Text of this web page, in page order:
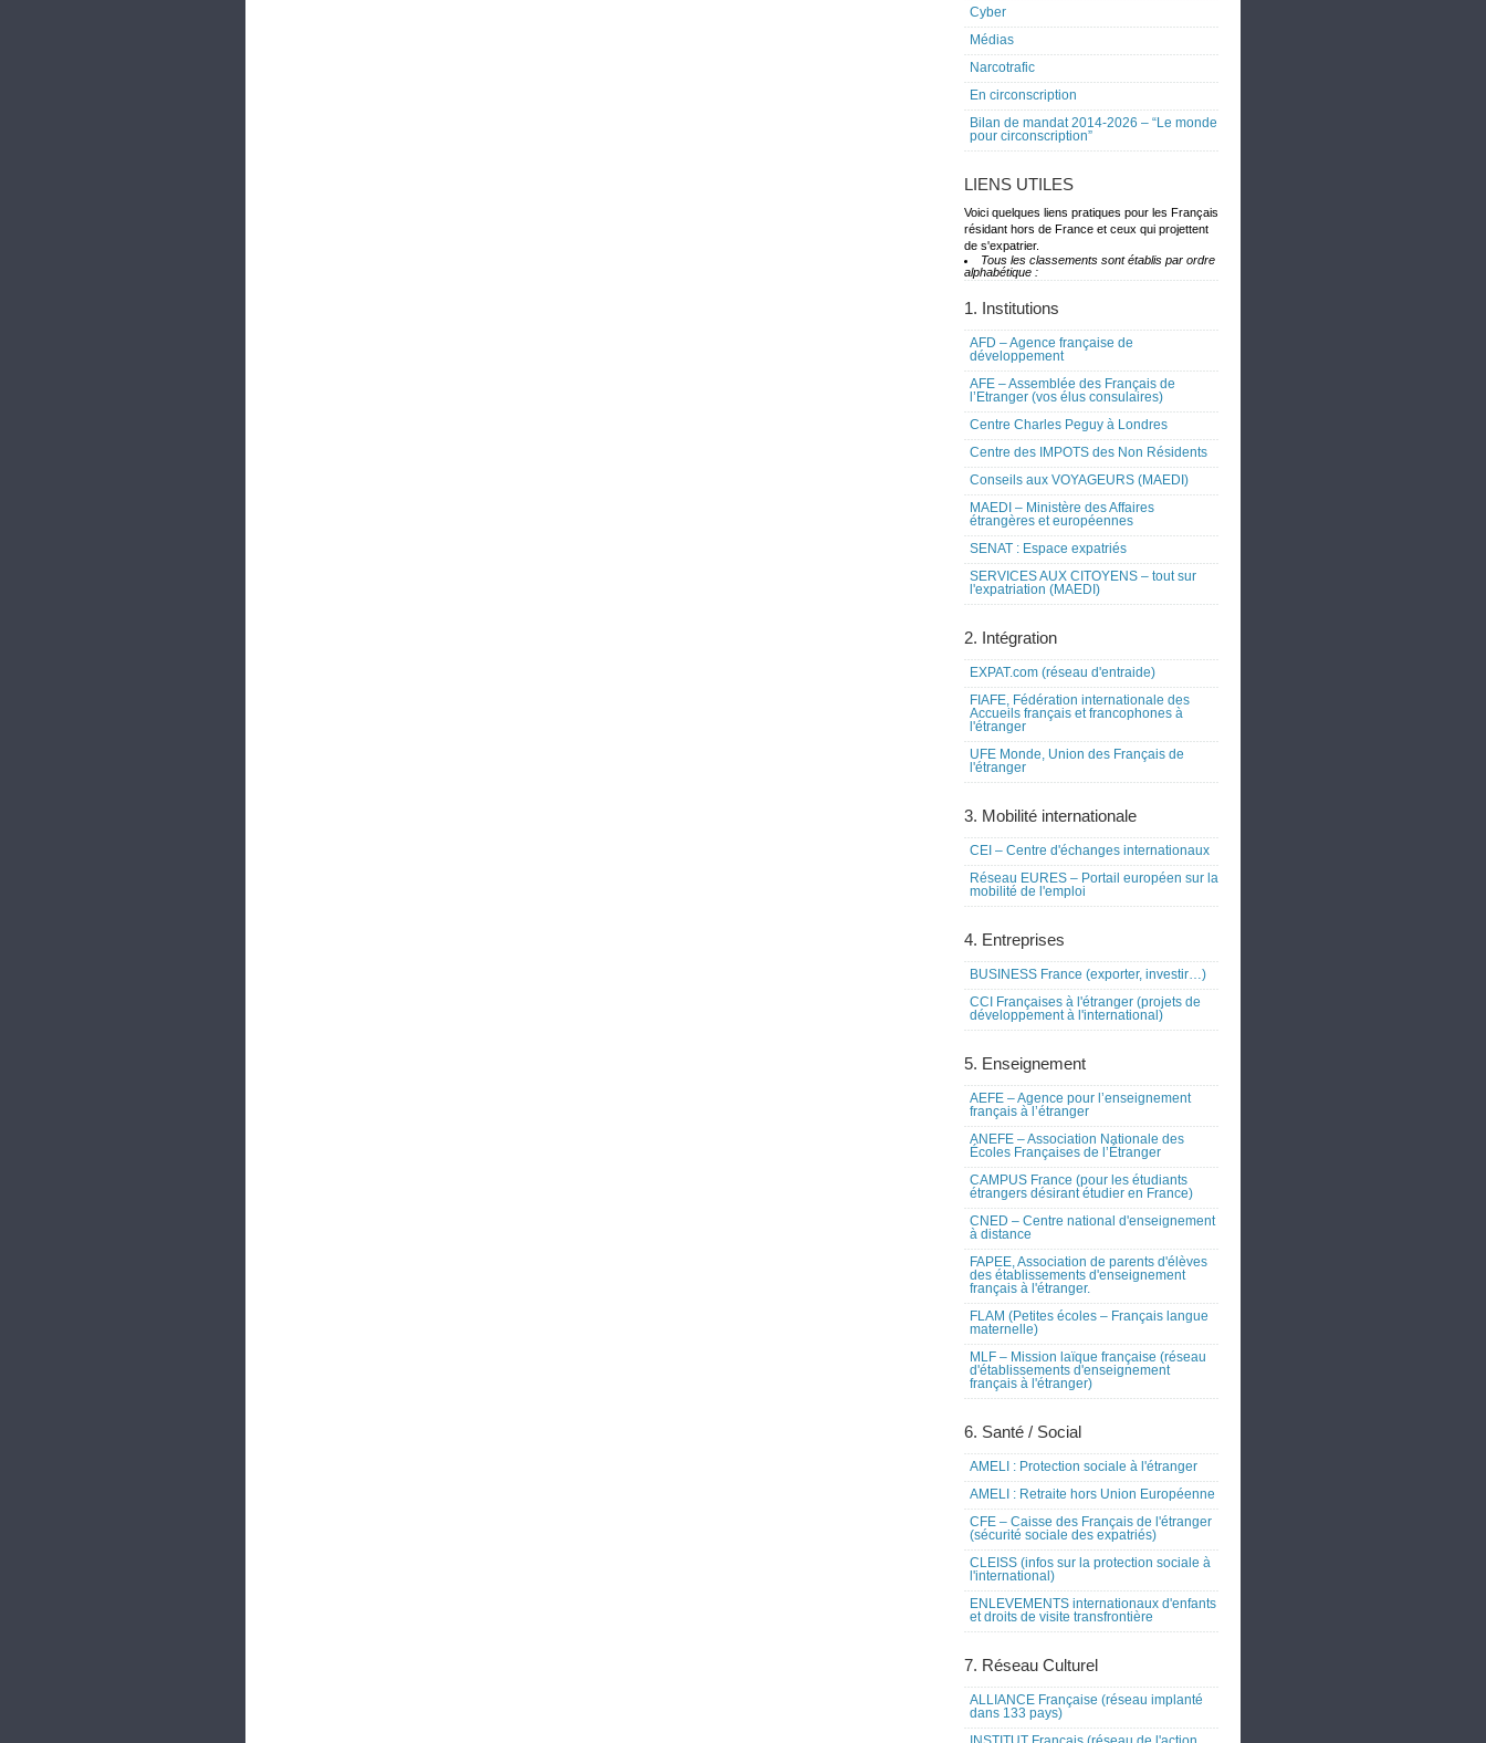
Cyber
Médias
Narcotrafic
En circonscription
Bilan de mandat 2014-2026 – “Le monde
pour circonscription”
LIENS UTILES
Voici quelques liens pratiques pour les Français
résidant hors de France et ceux qui projettent
de s'expatrier.
Tous les classements sont établis par ordre
alphabétique :
1. Institutions
AFD – Agence française de
développement
AFE – Assemblée des Français de
l’Etranger (vos élus consulaires)
Centre Charles Peguy à Londres
Centre des IMPOTS des Non Résidents
Conseils aux VOYAGEURS (MAEDI)
MAEDI – Ministère des Affaires
étrangères et européennes
SENAT : Espace expatriés
SERVICES AUX CITOYENS – tout sur
l'expatriation (MAEDI)
2. Intégration
EXPAT.com (réseau d'entraide)
FIAFE, Fédération internationale des
Accueils français et francophones à
l'étranger
UFE Monde, Union des Français de
l'étranger
3. Mobilité internationale
CEI – Centre d'échanges internationaux
Réseau EURES – Portail européen sur la
mobilité de l'emploi
4. Entreprises
BUSINESS France (exporter, investir…)
CCI Françaises à l'étranger (projets de
développement à l'international)
5. Enseignement
AEFE – Agence pour l’enseignement
français à l’étranger
ANEFE – Association Nationale des
Écoles Françaises de l’Étranger
CAMPUS France (pour les étudiants
étrangers désirant étudier en France)
CNED – Centre national d'enseignement
à distance
FAPEE, Association de parents d'élèves
des établissements d'enseignement
français à l'étranger.
FLAM (Petites écoles – Français langue
maternelle)
MLF – Mission laïque française (réseau
d'établissements d'enseignement
français à l'étranger)
6. Santé / Social
AMELI : Protection sociale à l'étranger
AMELI : Retraite hors Union Européenne
CFE – Caisse des Français de l'étranger
(sécurité sociale des expatriés)
CLEISS (infos sur la protection sociale à
l'international)
ENLEVEMENTS internationaux d'enfants
et droits de visite transfrontière
7. Réseau Culturel
ALLIANCE Française (réseau implanté
dans 133 pays)